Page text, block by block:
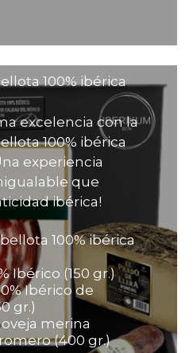
100% ibérica
excelencia con la
100% ibérica
experiencia
que
ibérica!
100% ibérica
Ibérico (150 gr.)
Ibérico de
gr.)
merina
(400 gr.)